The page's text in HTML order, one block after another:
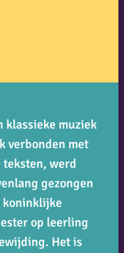
klassieke muziek
verbonden met
teksten, werd
gezongen
koninklijke
op leerling
Het is